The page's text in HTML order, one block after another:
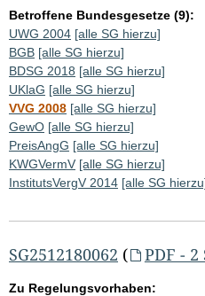
Betroffene Bundesgesetze (9):
UWG 2004 [alle SG hierzu]
BGB [alle SG hierzu]
BDSG 2018 [alle SG hierzu]
UKlaG [alle SG hierzu]
VVG 2008 [alle SG hierzu]
GewO [alle SG hierzu]
PreisAngG [alle SG hierzu]
KWGVermV [alle SG hierzu]
InstitutsVergV 2014 [alle SG
SG2512180062 ( PDF - 2
Zu Regelungsvorhaben: